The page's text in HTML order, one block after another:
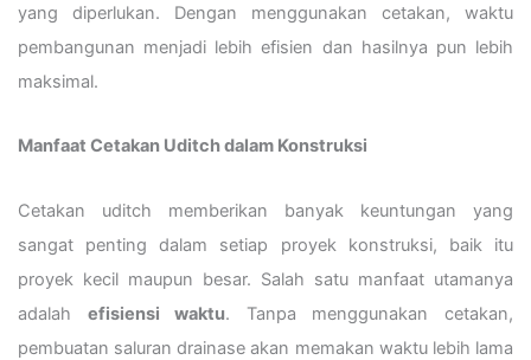
yang diperlukan. Dengan menggunakan cetakan, waktu
pembangunan menjadi lebih efisien dan hasilnya pun lebih
maksimal.
Manfaat Cetakan Uditch dalam Konstruksi
Cetakan uditch memberikan banyak keuntungan yang
sangat penting dalam setiap proyek konstruksi, baik itu
proyek kecil maupun besar. Salah satu manfaat utamanya
adalah efisiensi waktu. Tanpa menggunakan cetakan,
pembuatan saluran drainase akan memakan waktu lebih lama